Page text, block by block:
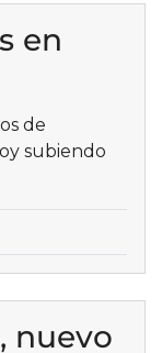
en
de
subiendo
nuevo